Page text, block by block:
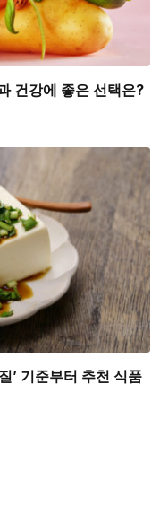
건강에 좋은 선택은?
’ 기준부터 추천 식품